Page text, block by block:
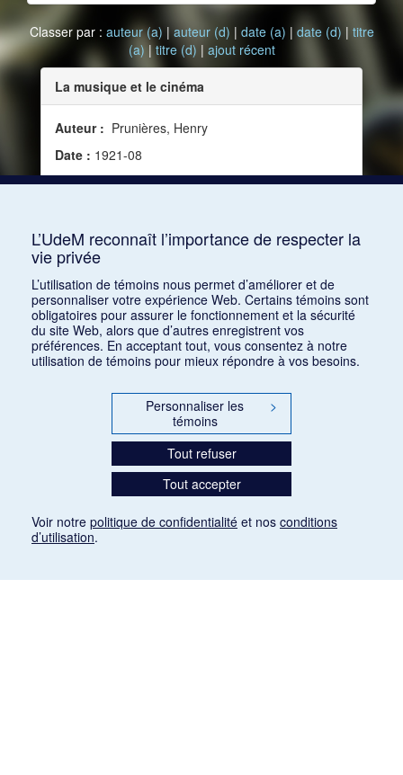
Classer par : auteur (a) | auteur (d) | date (a) | date (d) | titre
(a) | titre (d) | ajout récent
La musique et le cinéma
Auteur : Prunières, Henry
Date : 1921-08
Source :La Revue musicale, vol. 2, no 10 [10]
L’UdeM reconnaît l’importance de respecter la
vie privée
L’utilisation de témoins nous permet d’améliorer et de
personnaliser votre expérience Web. Certains témoins sont
obligatoires pour assurer le fonctionnement et la sécurité
du site Web, alors que d’autres enregistrent vos
préférences. En acceptant tout, vous consentez à notre
utilisation de témoins pour mieux répondre à vos besoins.
Personnaliser les
témoins
>
Tout refuser
Tout accepter
Voir notre politique de confidentialité et nos conditions
d’utilisation.